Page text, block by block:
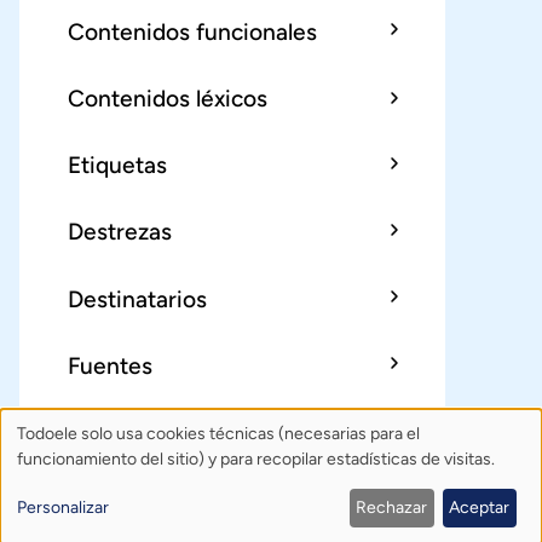
Contenidos funcionales
Contenidos léxicos
Etiquetas
Destrezas
Destinatarios
Fuentes
Sobre TodoeleÍndice Publica
Política de privacidad
Uso
datos
Todoele solo usa cookies técnicas (necesarias para el
funcionamiento del sitio) y para recopilar estadísticas de visitas.
Personalizar Rechazar Aceptar